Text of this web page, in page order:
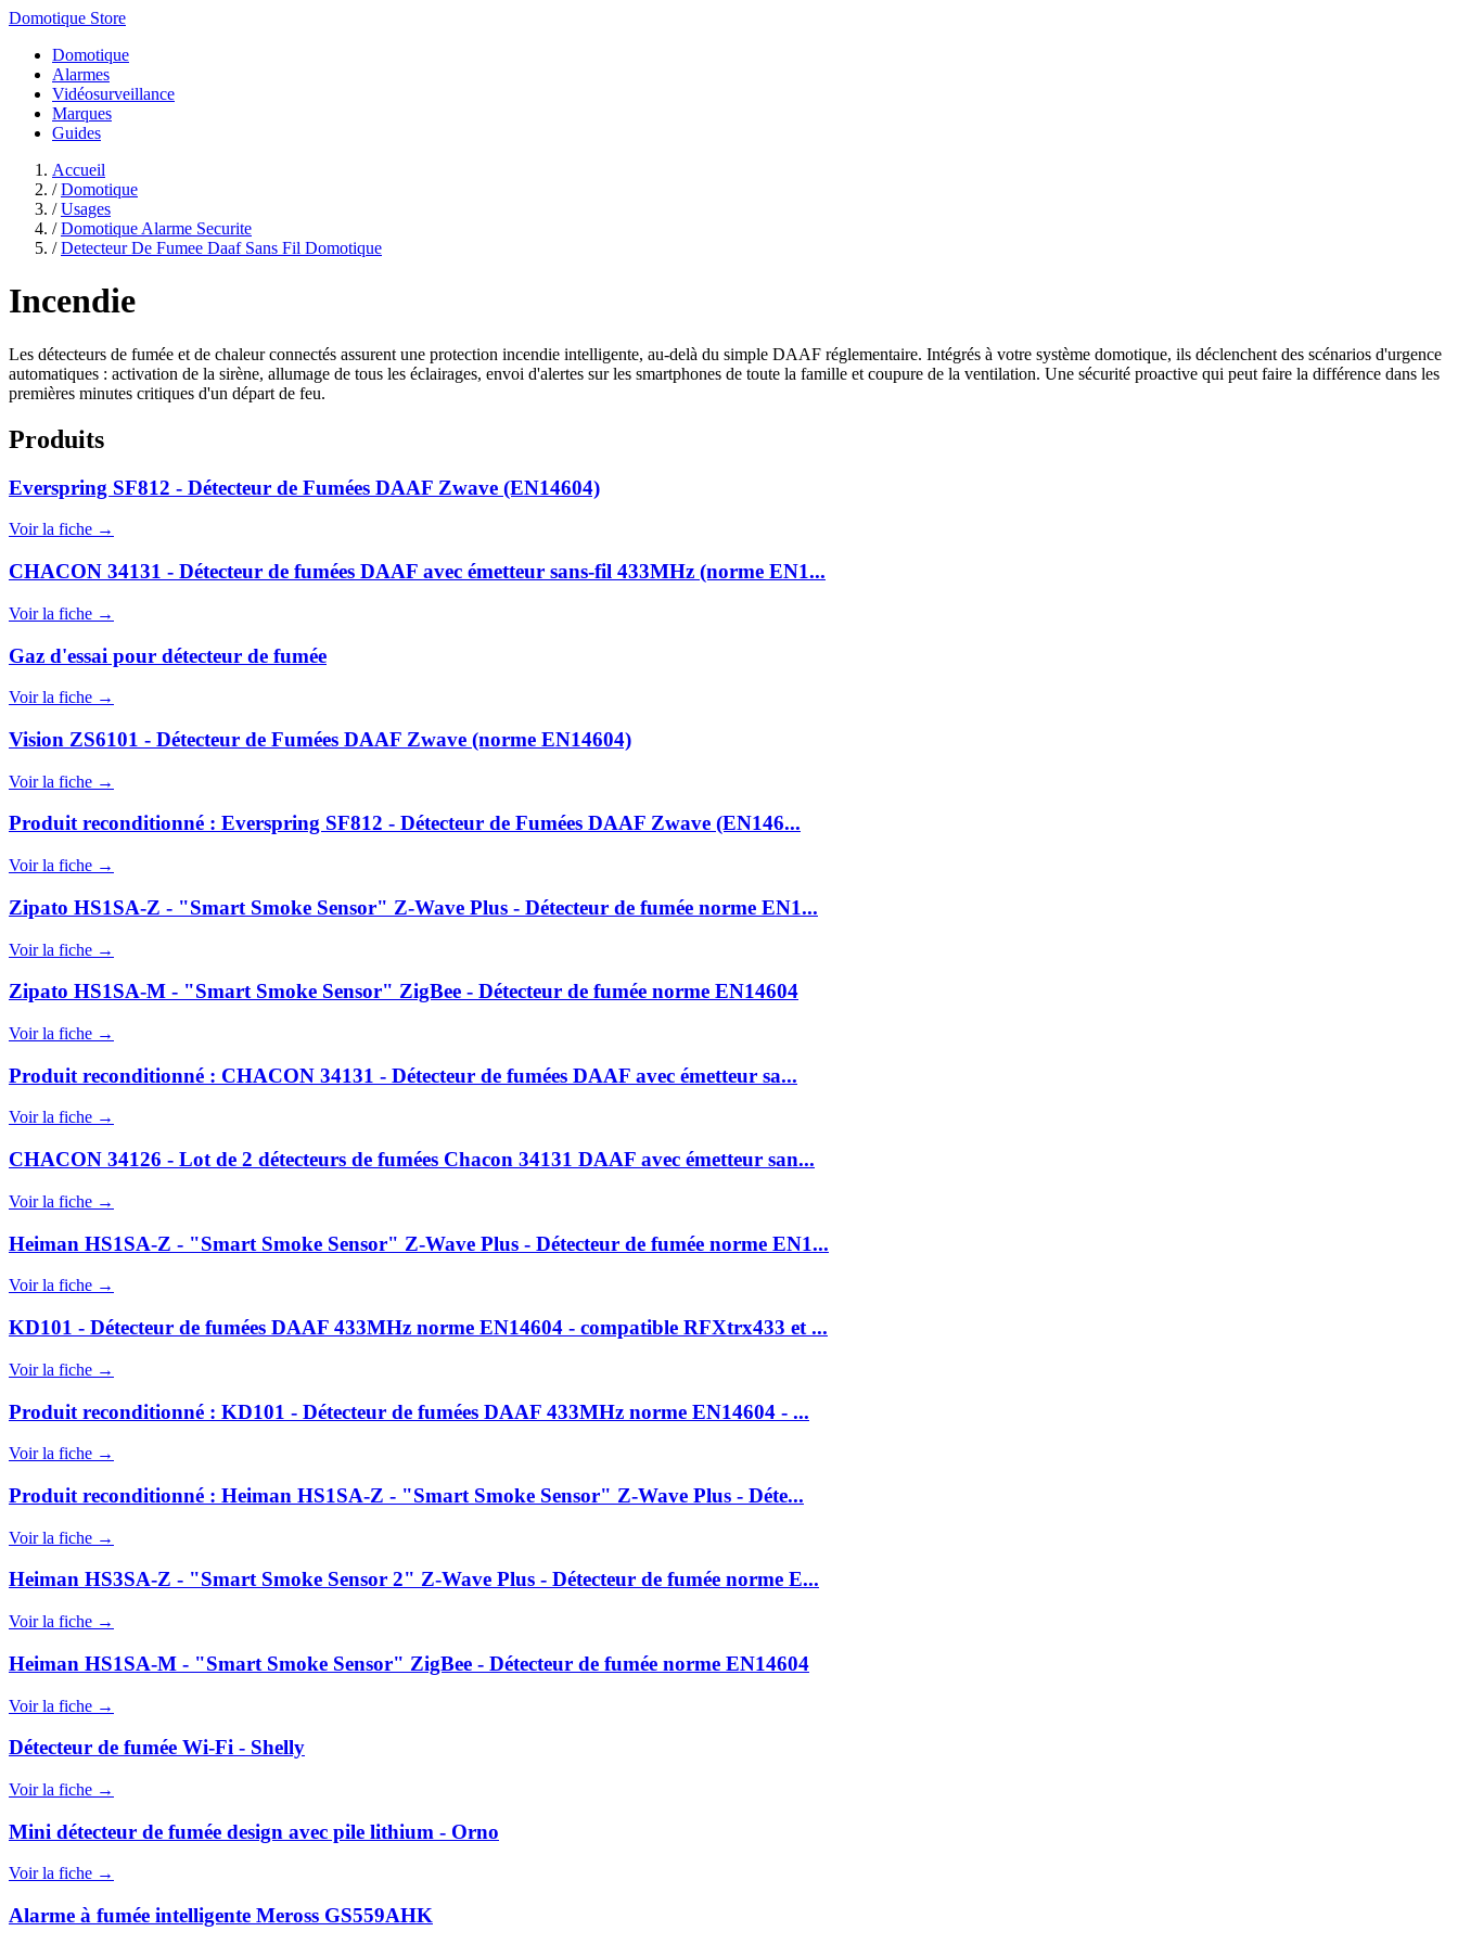
Domotique Store
Domotique
Alarmes
Vidéosurveillance
Marques
Guides
Accueil
/ Domotique
/ Usages
/ Domotique Alarme Securite
/ Detecteur De Fumee Daaf Sans Fil Domotique
Incendie
Les détecteurs de fumée et de chaleur connectés assurent une protection incendie intelligente, au-delà du simple DAAF réglementaire. Intégrés à votre système domotique, ils déclenchent des scénarios d'urgence
automatiques : activation de la sirène, allumage de tous les éclairages, envoi d'alertes sur les smartphones de toute la famille et coupure de la ventilation. Une sécurité proactive qui peut faire la différence dans les
premières minutes critiques d'un départ de feu.
Produits
Everspring SF812 - Détecteur de Fumées DAAF Zwave (EN14604)
Voir la fiche →
CHACON 34131 - Détecteur de fumées DAAF avec émetteur sans-fil 433MHz (norme EN1...
Voir la fiche →
Gaz d'essai pour détecteur de fumée
Voir la fiche →
Vision ZS6101 - Détecteur de Fumées DAAF Zwave (norme EN14604)
Voir la fiche →
Produit reconditionné : Everspring SF812 - Détecteur de Fumées DAAF Zwave (EN146...
Voir la fiche →
Zipato HS1SA-Z - "Smart Smoke Sensor" Z-Wave Plus - Détecteur de fumée norme EN1...
Voir la fiche →
Zipato HS1SA-M - "Smart Smoke Sensor" ZigBee - Détecteur de fumée norme EN14604
Voir la fiche →
Produit reconditionné : CHACON 34131 - Détecteur de fumées DAAF avec émetteur sa...
Voir la fiche →
CHACON 34126 - Lot de 2 détecteurs de fumées Chacon 34131 DAAF avec émetteur san...
Voir la fiche →
Heiman HS1SA-Z - "Smart Smoke Sensor" Z-Wave Plus - Détecteur de fumée norme EN1...
Voir la fiche →
KD101 - Détecteur de fumées DAAF 433MHz norme EN14604 - compatible RFXtrx433 et ...
Voir la fiche →
Produit reconditionné : KD101 - Détecteur de fumées DAAF 433MHz norme EN14604 - ...
Voir la fiche →
Produit reconditionné : Heiman HS1SA-Z - "Smart Smoke Sensor" Z-Wave Plus - Déte...
Voir la fiche →
Heiman HS3SA-Z - "Smart Smoke Sensor 2" Z-Wave Plus - Détecteur de fumée norme E...
Voir la fiche →
Heiman HS1SA-M - "Smart Smoke Sensor" ZigBee - Détecteur de fumée norme EN14604
Voir la fiche →
Détecteur de fumée Wi-Fi - Shelly
Voir la fiche →
Mini détecteur de fumée design avec pile lithium - Orno
Voir la fiche →
Alarme à fumée intelligente Meross GS559AHK